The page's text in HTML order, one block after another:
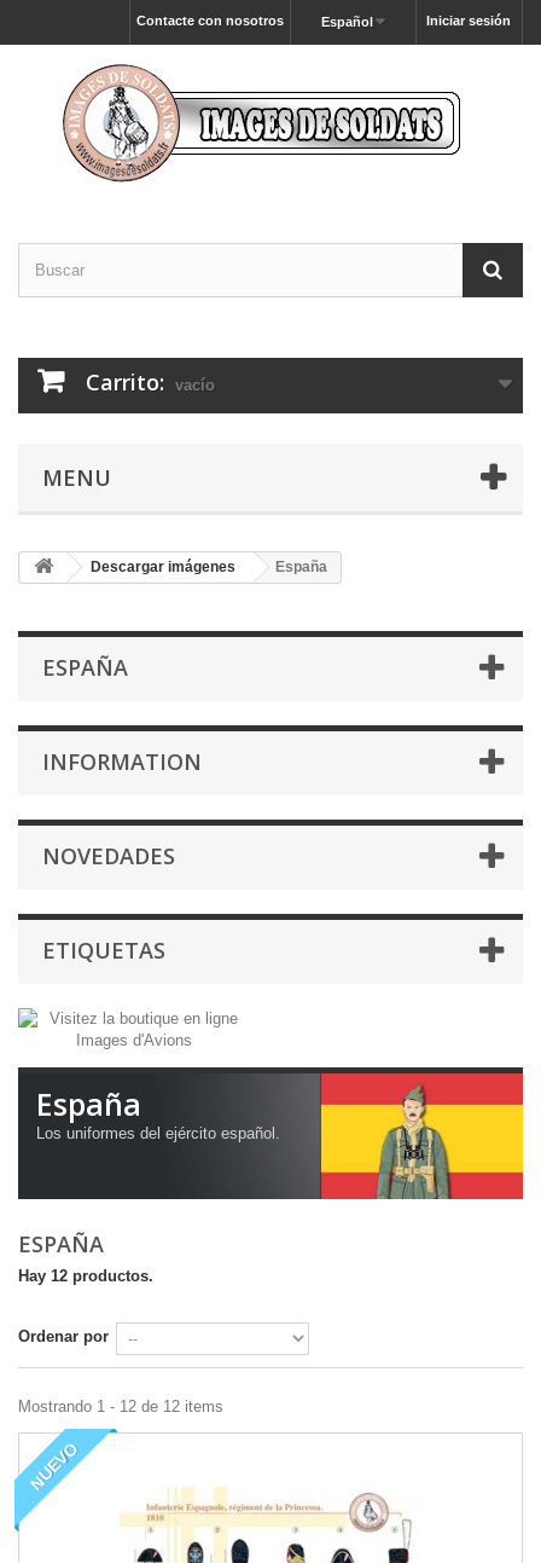
Iniciar sesión
Español
Contacte con nosotros
Carrito: vacío
MENU
Descargar imágenes España
ESPAÑA
INFORMATION
NOVEDADES
ETIQUETAS
España
Los uniformes del ejército español .
ESPAÑA
Hay 12 productos.
Ordenar por
Mostrando 1 - 12 de 12 items
NUEVO